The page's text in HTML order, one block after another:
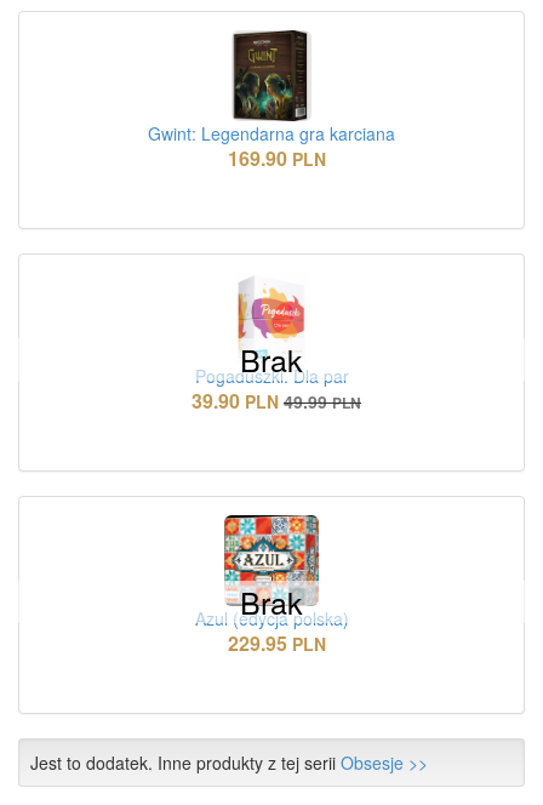
Gwint: Legendarna gra karciana
169.90 PLN
Brak
Pogaduszki. Dla par
39.90 PLN 49.99 PLN
Brak
Azul (edycja polska)
229.95 PLN
Jest to dodatek. Inne produkty z tej serii Obsesje >>